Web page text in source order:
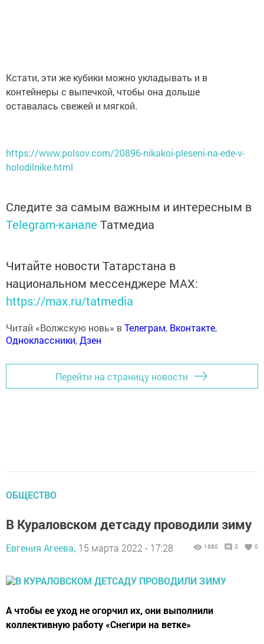
Кстати, эти же кубики можно укладывать и в
контейнеры с выпечкой, чтобы она дольше
оставалась свежей и мягкой.
https://www.polsov.com/20896-nikakoi-pleseni-na-ede-v-
holodilnike.html
Следите за самым важным и интересным в
Telegram-канале Татмедиа
Читайте новости Татарстана в
национальном мессенджере MАХ:
https://max.ru/tatmedia
Читай «Волжскую новь» вТелеграм, Вконтакте,
Одноклассники,Дзен
Перейти на страницу новости
ОБЩЕСТВО
В Кураловском детсаду проводили зиму
Евгения Агеева, 15 марта 2022 - 17:28 1680 0 0
А чтобы ее уход не огорчил их, они выполнили
коллективную работу «Снегири на ветке»